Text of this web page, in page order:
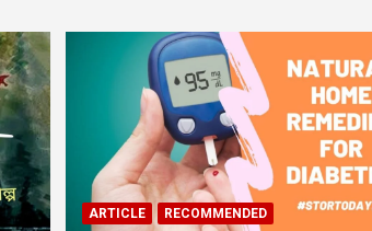
ARTICLE RECOMMENDED